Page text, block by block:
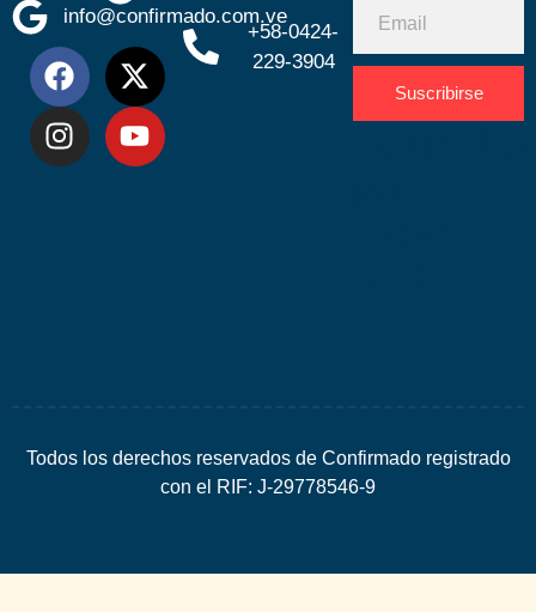
info@confirmado.com.ve
+58-0424-
229-3904
Suscribirse
Todos los derechos reservados de Confirmado registrado
con el RIF: J-29778546-9